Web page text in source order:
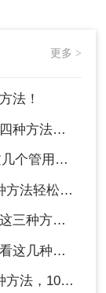
更多 >
法！
转换格式！
的方法！
来这么简单！
转换格式！
方法吧！
上百张图片。